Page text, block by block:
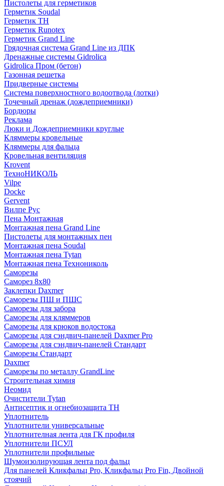
Пистолеты для герметиков
Герметик Soudal
Герметик ТН
Герметик Runotex
Герметик Grand Line
Грядочная система Grand Line из ДПК
Дренажные системы Gidrolica
Gidrolica Пром (бетон)
Газонная решетка
Придверные системы
Система поверхностного водоотвода (лотки)
Точечный дренаж (дождеприемники)
Бордюры
Рекламa
Люки и Дождеприемники круглые
Кляммеры кровельные
Кляммеры для фальца
Кровельная вентиляция
Krovent
ТехноНИКОЛЬ
Vilpe
Docke
Gervent
Вилпе Рус
Пена Монтажнaя
Монтажная пена Grand Linе
Пистолеты для монтажных пен
Монтажная пена Soudal
Монтажная пена Tytan
Монтажная пена Технониколь
Саморезы
Саморез 8х80
Заклепки Daxmer
Саморезы ПШ и ПШС
Саморезы для забора
Саморезы для кляммеров
Саморезы для крюков водостока
Саморезы для сэндвич-панелей Daxmer Pro
Саморезы для сэндвич-панелей Стандарт
Саморезы Стандарт
Daxmer
Саморезы по металлу GrandLine
Строительная химия
Неомид
Очистители Tytan
Антисептик и огнебиозащита ТН
Уплотнитель
Уплотнители универсальные
Уплотнителная лента для ГК профиля
Уплотнители ПСУЛ
Уплотнители профильные
Шумоизолирующая лента под фальц
Для панелей Кликфальц Pro, Кликфальц Pro Fin, Двойной
стоячий